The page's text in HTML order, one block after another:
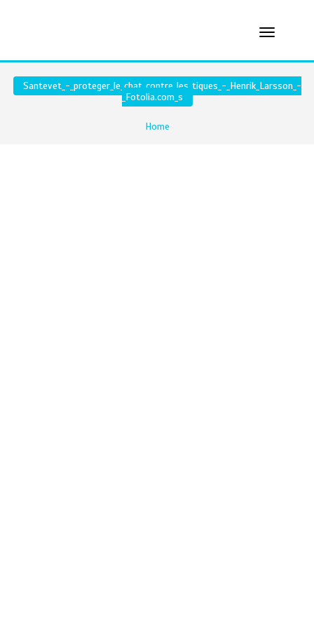
Santevet_-_proteger_le_chat_contre_les_tiques_-_Henrik_Larsson_-
_Fotolia.com_s
Home